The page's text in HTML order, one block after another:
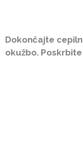
Dokončajte
okužbo.